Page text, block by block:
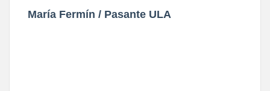
María Fermín / Pasante ULA